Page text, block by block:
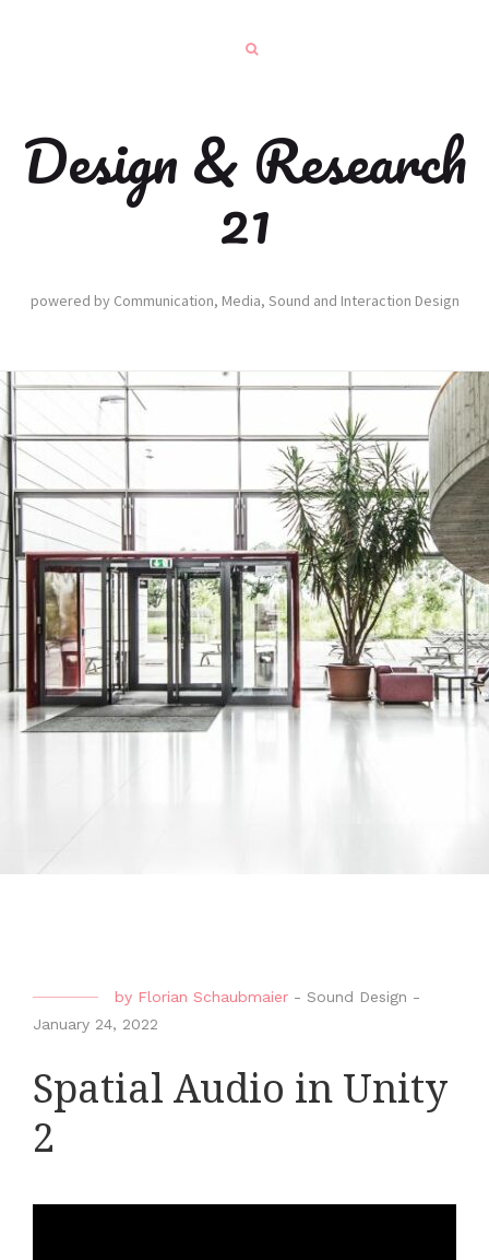
Design & Research
21
powered by Communication, Media, Sound and Interaction Design
by Florian Schaubmaier - Sound Design -
January 24, 2022
Spatial Audio in Unity
2